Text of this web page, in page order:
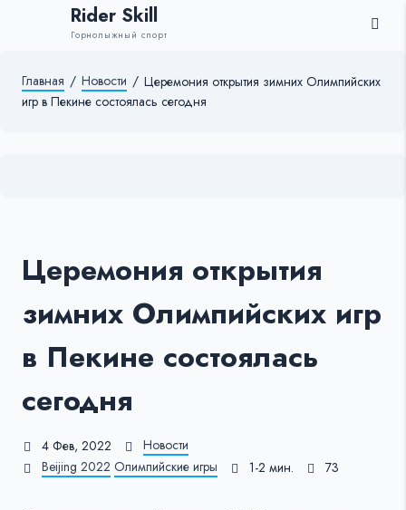
Rider Skill
Горнолыжный спорт
Главная / Новости / Церемония открытия зимних Олимпийских
игр в Пекине состоялась сегодня
Церемония открытия
зимних Олимпийских игр
в Пекине состоялась
сегодня
4 Фев, 2022
Новости
Beijing 2022 Олимпийские игры 1-2 мин. 73